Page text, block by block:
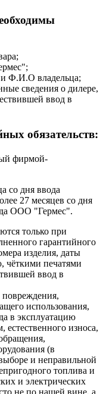
и Ф.И.О владельца;
сведения о дилере,
ввод в
обязательств:
фирмой-
со дня ввода
27 месяцев со дня
ООО "Гермес".
только при
гарантийного
изделия, даты
чёткими печатями
ввод в
повреждения,
использования,
в эксплуатацию
износа,
(в
и неправильной
топлива и
и электрических